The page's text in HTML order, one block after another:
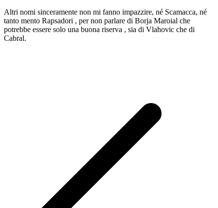
Altri nomi sinceramente non mi fanno impazzire, né Scamacca, né
tanto mento Rapsadori , per non parlare di Borja Maroial che
potrebbe essere solo una buona riserva , sia di Vlahovic che di
Cabral.